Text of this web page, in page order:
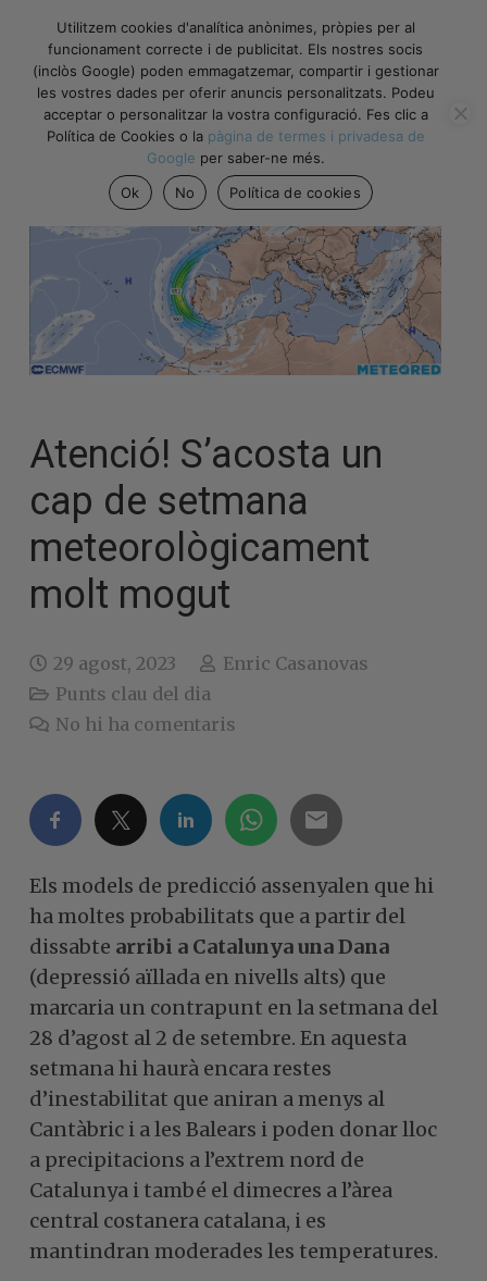
Atenció! S’acosta un
cap de setmana
meteorològicament
molt mogut
29 agost, 2023
Enric Casanovas
Punts clau del dia
No hi ha comentaris
Els models de predicció assenyalen que hi
ha moltes probabilitats que a partir del
dissabte arribi a Catalunya una Dana
(depressió aïllada en nivells alts) que
marcaria un contrapunt en la setmana del
28 d’agost al 2 de setembre. En aquesta
setmana hi haurà encara restes
d’inestabilitat que aniran a menys al
Cantàbric i a les Balears i poden donar lloc
a precipitacions a l’extrem nord de
Catalunya i també el dimecres a l’àrea
central costanera catalana, i es
mantindran moderades les temperatures.
Utilitzem cookies d'analítica anònimes, pròpies per al
funcionament correcte i de publicitat. Els nostres socis
(inclòs Google) poden emmagatzemar, compartir i gestionar
les vostres dades per oferir anuncis personalitzats. Podeu
acceptar o personalitzar la vostra configuració. Fes clic a
Política de Cookies o la pàgina de termes i privadesa de
Google per saber-ne més.
Ok
No Política de cookies